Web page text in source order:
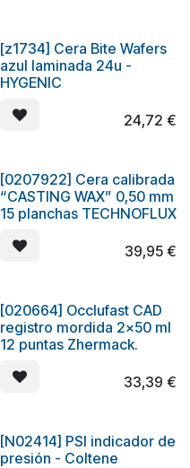
[z1734] Cera Bite Wafers
azul laminada 24u -
HYGENIC
24,72 €
[0207922] Cera calibrada
“CASTING WAX” 0,50 mm
15 planchas TECHNOFLUX
39,95 €
[020664] Occlufast CAD
registro mordida 2x50 ml
12 puntas Zhermack.
33,39 €
[N02414] PSI indicador de
presión - Coltene